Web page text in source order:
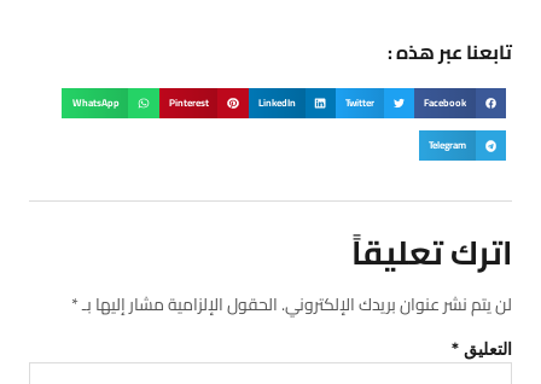
تابعنا عبر هذه :
Facebook
Twitter
LinkedIn
Pinterest
WhatsApp
Telegram
اترك تعليقاً
لن يتم نشر عنوان بريدك الإلكتروني.الحقول الإلزامية مشار إليها بـ*
التعليق *